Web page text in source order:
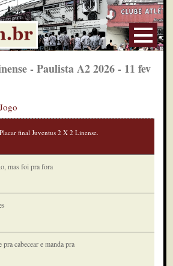
- Paulista A2 2026 - 11 fev
final Juventus 2 X 2 Linense.
mas foi pra fora
pra cabecear e manda pra